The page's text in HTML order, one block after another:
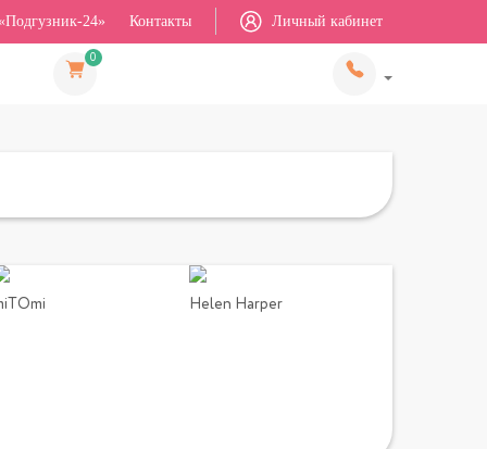
24» Контакты Личный кабинет
0
Helen Harper